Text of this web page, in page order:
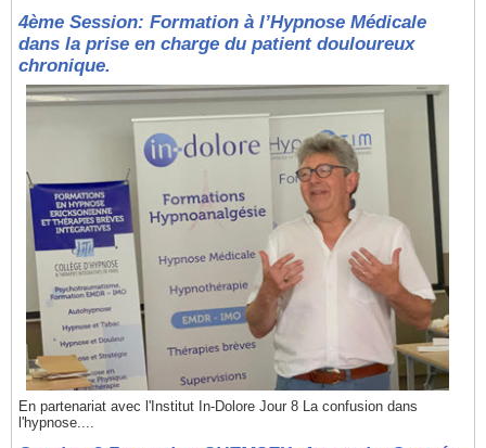
4ème Session: Formation à l’Hypnose Médicale
dans la prise en charge du patient douloureux
chronique.
En partenariat avec l'Institut In-Dolore Jour 8 La confusion dans
l'hypnose....